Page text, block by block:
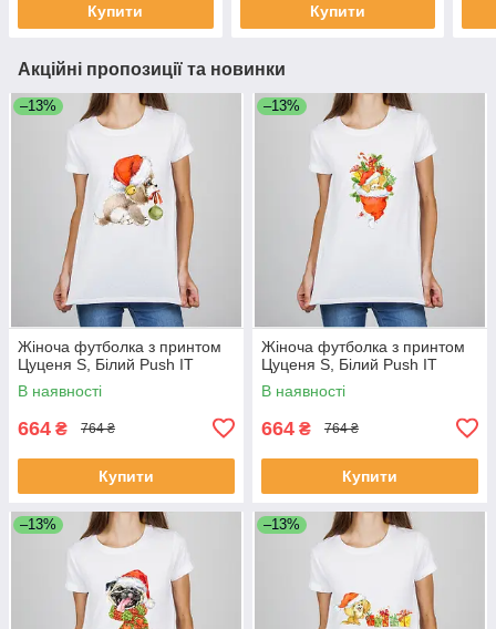
Купити Купити
Акційні пропозиції та новинки
–13%
Жіноча футболка з принтом
Цуценя S, Білий Push IT
В наявності
664 ₴ 764 ₴
Купити
–13%
Жіноча футболка з принтом
Цуценя S, Білий Push IT
В наявності
664 ₴ 764 ₴
Купити
–13% –13%